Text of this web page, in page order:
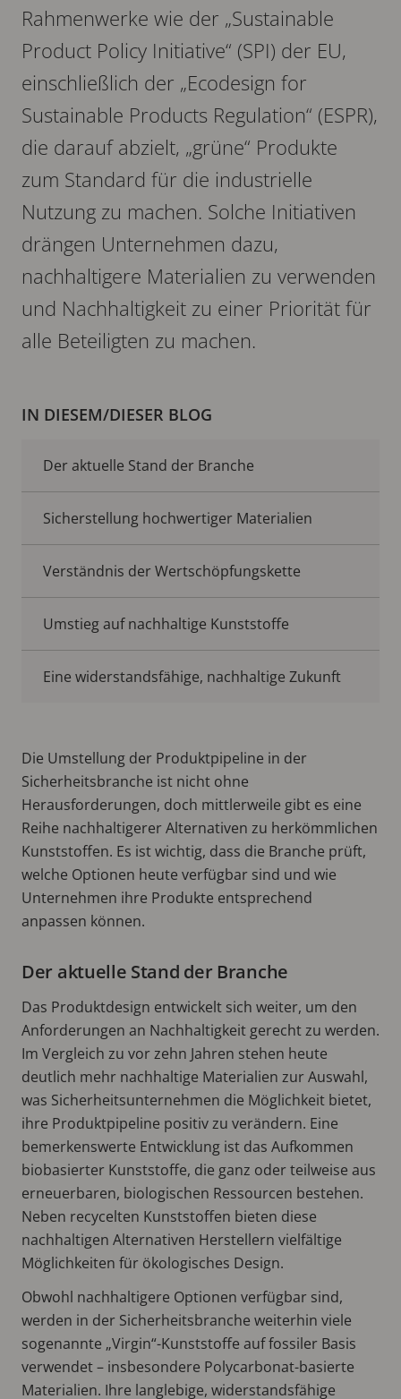
Rahmenwerke wie der „Sustainable
Product Policy Initiative“ (SPI) der EU,
einschließlich der „Ecodesign for
Sustainable Products Regulation“ (ESPR),
die darauf abzielt, „grüne“ Produkte
zum Standard für die industrielle
Nutzung zu machen. Solche Initiativen
drängen Unternehmen dazu,
nachhaltigere Materialien zu verwenden
und Nachhaltigkeit zu einer Priorität für
alle Beteiligten zu machen.
IN DIESEM/DIESER BLOG
Der aktuelle Stand der Branche
Sicherstellung hochwertiger Materialien
Verständnis der Wertschöpfungskette
Umstieg auf nachhaltige Kunststoffe
Eine widerstandsfähige, nachhaltige Zukunft
Die Umstellung der Produktpipeline in der
Sicherheitsbranche ist nicht ohne
Herausforderungen, doch mittlerweile gibt es eine
Reihe nachhaltigerer Alternativen zu herkömmlichen
Kunststoffen. Es ist wichtig, dass die Branche prüft,
welche Optionen heute verfügbar sind und wie
Unternehmen ihre Produkte entsprechend
anpassen können.
Der aktuelle Stand der Branche
Das Produktdesign entwickelt sich weiter, um den
Anforderungen an Nachhaltigkeit gerecht zu werden.
Im Vergleich zu vor zehn Jahren stehen heute
deutlich mehr nachhaltige Materialien zur Auswahl,
was Sicherheitsunternehmen die Möglichkeit bietet,
ihre Produktpipeline positiv zu verändern. Eine
bemerkenswerte Entwicklung ist das Aufkommen
biobasierter Kunststoffe, die ganz oder teilweise aus
erneuerbaren, biologischen Ressourcen bestehen.
Neben recycelten Kunststoffen bieten diese
nachhaltigen Alternativen Herstellern vielfältige
Möglichkeiten für ökologisches Design.
Obwohl nachhaltigere Optionen verfügbar sind,
werden in der Sicherheitsbranche weiterhin viele
sogenannte „Virgin“-Kunststoffe auf fossiler Basis
verwendet – insbesondere Polycarbonat-basierte
Materialien. Ihre langlebige, widerstandsfähige